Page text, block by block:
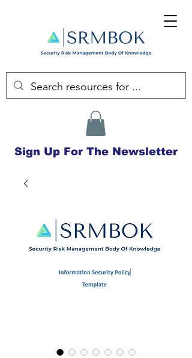
Sign Up For The Newsletter